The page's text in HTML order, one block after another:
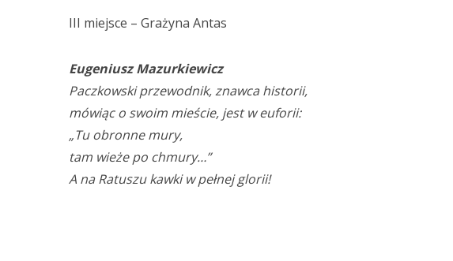
III miejsce – Grażyna Antas
Eugeniusz Mazurkiewicz
Paczkowski przewodnik, znawca historii,
mówiąc o swoim mieście, jest w euforii:
„Tu obronne mury,
tam wieże po chmury…”
A na Ratuszu kawki w pełnej glorii!